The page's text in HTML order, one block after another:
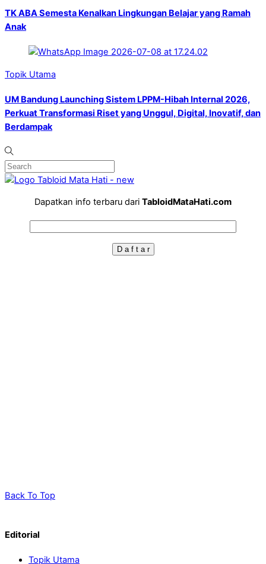
TK ABA Semesta Kenalkan Lingkungan Belajar yang Ramah
Anak
Topik Utama
UM Bandung Launching Sistem LPPM-Hibah Internal 2026,
Perkuat Transformasi Riset yang Unggul, Digital, Inovatif, dan
Berdampak
Dapatkan info terbaru dari TabloidMataHati.com
Back To Top
Editorial
Topik Utama